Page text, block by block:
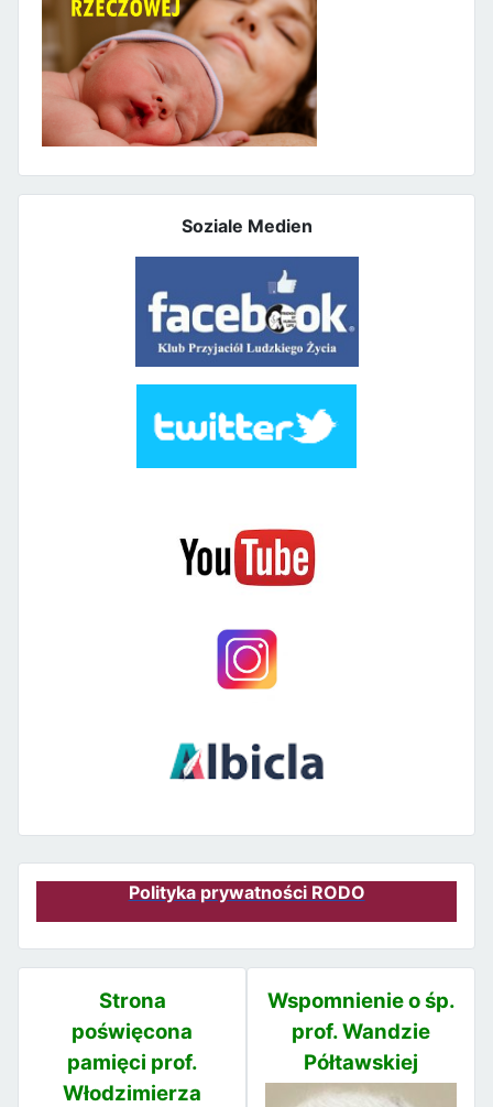
Soziale Medien
Polityka prywatności RODO
Strona
poświęcona
pamięci prof.
Włodzimierza
Wspomnienie o śp.
prof. Wandzie
Półtawskiej